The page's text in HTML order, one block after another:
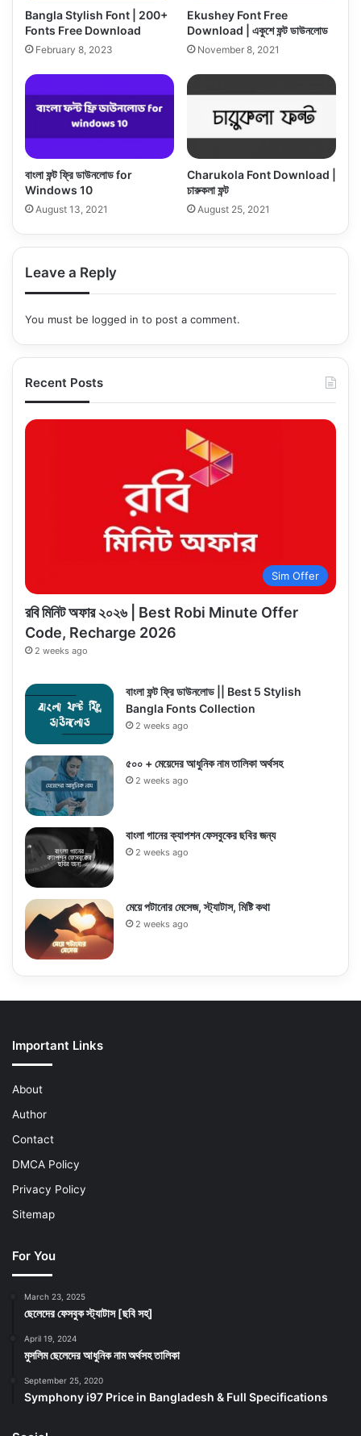
Bangla Stylish Font | 200+
Fonts Free Download
February 8, 2023
Ekushey Font Free
Download | একুশে ফন্ট ডাউনলোড
November 8, 2021
বাংলা ফন্ট ফ্রি ডাউনলোড for
Windows 10
August 13, 2021
Charukola Font Download |
চারুকলা ফন্ট
August 25, 2021
Leave a Reply
You must be logged in to post a comment.
Recent Posts
Sim Offer
রবি মিনিট অফার ২০২৬ | Best Robi Minute Offer
Code, Recharge 2026
2 weeks ago
বাংলা ফন্ট ফ্রি ডাউনলোড || Best 5 Stylish
Bangla Fonts Collection
2 weeks ago
৫০০ + মেয়েদের আধুনিক নাম তালিকা অর্থসহ
2 weeks ago
বাংলা গানের ক্যাপশন ফেসবুকের ছবির জন্য
2 weeks ago
মেয়ে পটানোর মেসেজ, স্ট্যাটাস, মিষ্টি কথা
2 weeks ago
Important Links
About
Author
Contact
DMCA Policy
Privacy Policy
Sitemap
For You
March 23, 2025
ছেলেদের ফেসবুক স্ট্যাটাস [ছবি সহ]
April 19, 2024
মুসলিম ছেলেদের আধুনিক নাম অর্থসহ তালিকা
September 25, 2020
Symphony i97 Price in Bangladesh & Full Specifications